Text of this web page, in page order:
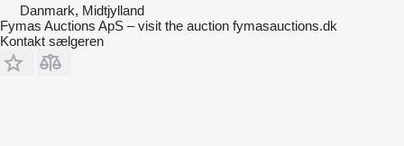
Danmark, Midtjylland
Fymas Auctions ApS – visit the auction fymasauctions.dk
Kontakt sælgeren